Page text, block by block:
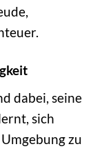
dabei, seine
sich
zu